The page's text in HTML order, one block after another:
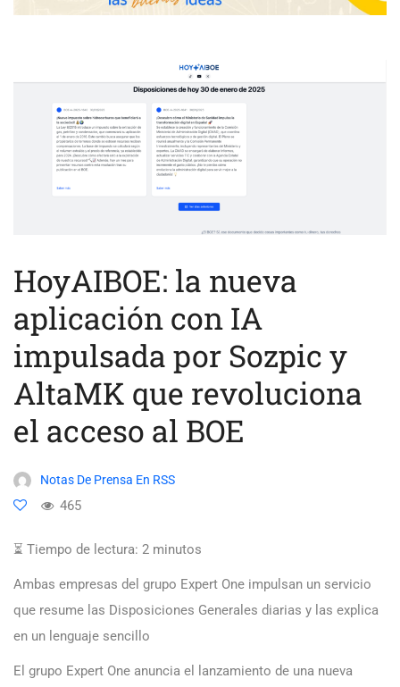
HoyAIBOE: la nueva
aplicación con IA
impulsada por Sozpic y
AltaMK que revoluciona
el acceso al BOE
Notas De Prensa En RSS
465
⏳ Tiempo de lectura: 2 minutos
Ambas empresas del grupo Expert One impulsan un servicio
que resume las Disposiciones Generales diarias y las explica
en un lenguaje sencillo
El grupo Expert One anuncia el lanzamiento de una nueva